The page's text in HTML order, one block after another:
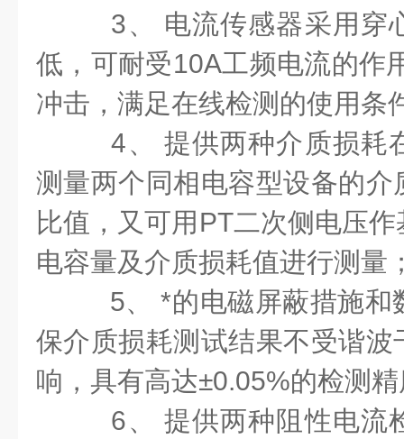
3、 电流传感器采用穿
低，可耐受10A工频电流的作
冲击，满足在线检测的使用条
4、 提供两种介质损耗
测量两个同相电容型设备的
比值，又可用PT二次侧电压
电容量及介质损耗值进行测量
5、 *的电磁屏蔽措施和
保介质损耗测试结果不受谐
响，具有高达±0.05%的检测
6、 提供两种阻性电流